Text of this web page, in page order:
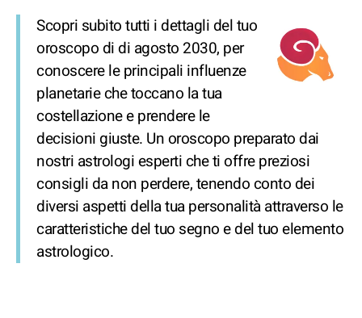
Scopri subito tutti i dettagli del tuo
oroscopo di di agosto 2030, per
conoscere le principali influenze
planetarie che toccano la tua
costellazione e prendere le
decisioni giuste. Un oroscopo preparato dai
nostri astrologi esperti che ti offre preziosi
consigli da non perdere, tenendo conto dei
diversi aspetti della tua personalità attraverso le
caratteristiche del tuo segno e del tuo elemento
astrologico.